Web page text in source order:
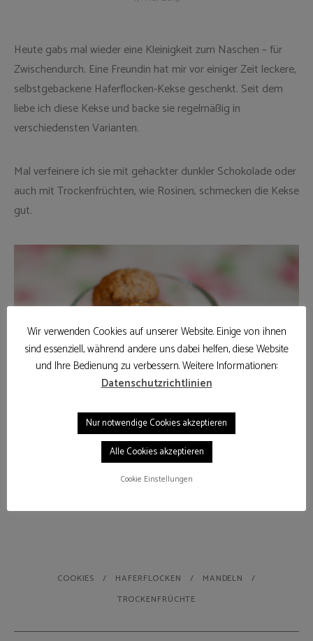
Heute gabs mal wieder eine Kleinigkeit zum Naschen – für
Zwischendurch. Eine Freundin hat mir vor einiger Zeit leckere,
selbstgebackene Haferflocken-Kekse geschenkt. Seit dem
liebe ich diese Kekse und backe sie regelmäßig in
verschiedensten Varianten.
Mal verfeinere ich sie mit gehackter dunkler Schokolade oder
auch mit Trockenfrüchten, wie Rosinen, schmecken die Kekse
gut.
COOKIES HAFERFLOCKEN
MANDELN
TROCKENFRÜCHTE
Wir verwenden Cookies auf unserer Website. Einige von ihnen
sind essenziell, während andere uns dabei helfen, diese Website
und Ihre Bedienung zu verbessern. Weitere Informationen:
Datenschutzrichtlinien
Nur notwendige Cookies akzeptieren
Alle Cookies akzeptieren
Cookie Einstellungen